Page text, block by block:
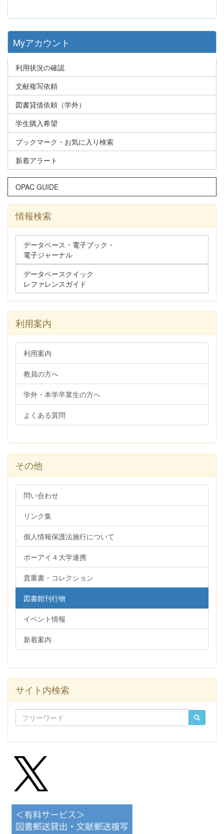
Myアカウント
利用状況の確認
文献複写依頼
図書貸借依頼（学外）
学生購入希望
ブックマーク・お気に入り検索
新着アラート
OPAC GUIDE
情報検索
データベース・電子ブック・
電子ジャーナル
データベースクイック
レファレンスガイド
利用案内
利用案内
教員の方へ
学外・本学卒業生の方へ
よくある質問
その他
問い合わせ
リンク集
個人情報保護法施行について
ポーアイ４大学連携
貴重書・コレクション
図書館刊行物
イベント情報
新着案内
サイト内検索